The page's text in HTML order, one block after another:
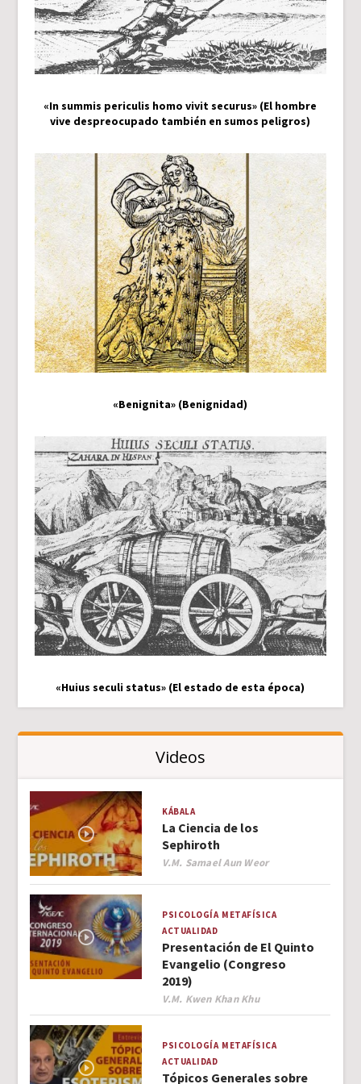
«In summis periculis homo vivit securus» (El hombre
vive despreocupado también en sumos peligros)
«Benignita» (Benignidad)
«Huius seculi status» (El estado de esta época)
Videos
KÁBALA
La Ciencia de los
Sephiroth
Author
V.M. Samael Aun Weor
PSICOLOGÍA METAFÍSICA
ACTUALIDAD
Presentación de El Quinto
Evangelio (Congreso
2019)
Author
V.M. Kwen Khan Khu
PSICOLOGÍA METAFÍSICA
ACTUALIDAD
Tópicos Generales sobre